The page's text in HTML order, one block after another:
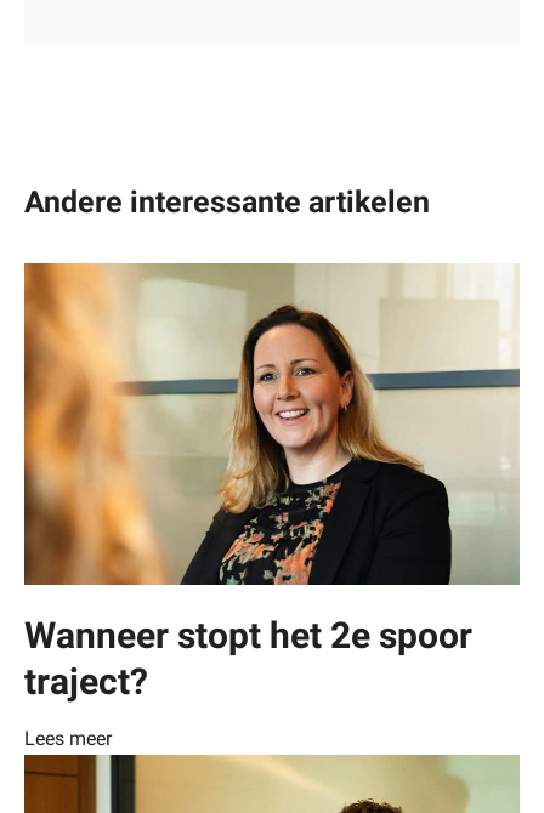
Andere interessante artikelen
Wanneer stopt het 2e spoor
traject?
Lees meer